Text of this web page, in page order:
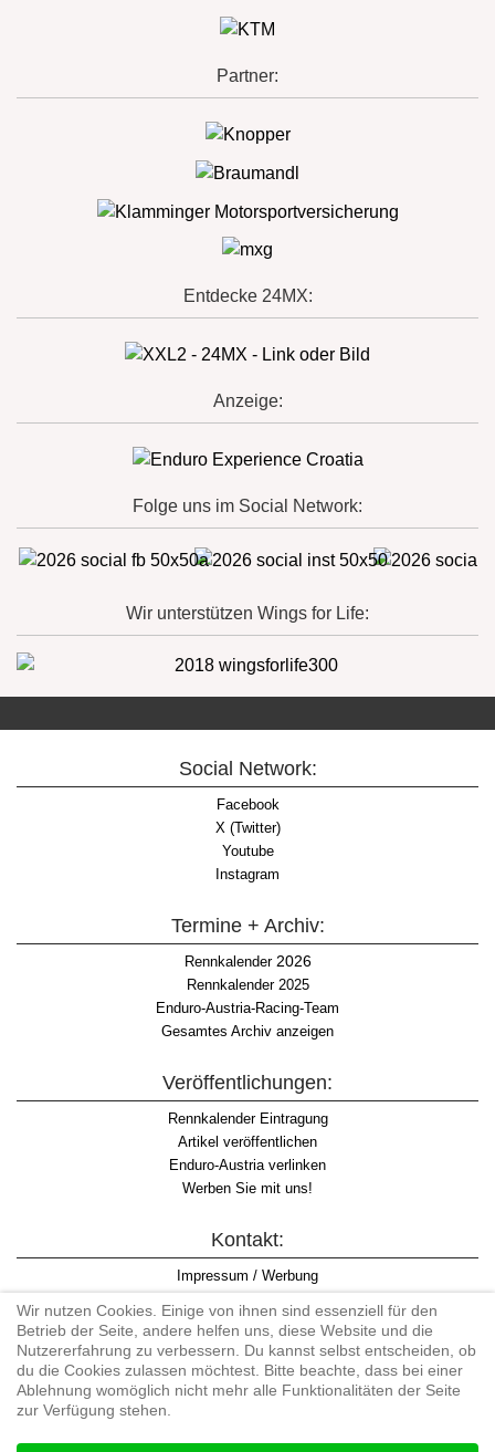
Partner:
Entdecke 24MX:
Anzeige:
Folge uns im Social Network:
Wir unterstützen Wings for Life:
Social Network:
Facebook
X (Twitter)
Youtube
Instagram
Termine + Archiv:
Rennkalender2026
Rennkalender 2025
Enduro-Austria-Racing-Team
Gesamtes Archiv anzeigen
Veröffentlichungen:
Rennkalender Eintragung
Artikel veröffentlichen
Enduro-Austria verlinken
Werben Sie mit uns!
Kontakt:
Impressum / Werbung
Informationspflicht WKO
AGB
Wir nutzen Cookies. Einige von ihnen sind essenziell für den
Betrieb der Seite, andere helfen uns, diese Website und die
Nutzererfahrung zu verbessern. Du kannst selbst entscheiden, ob
du die Cookies zulassen möchtest. Bitte beachte, dass bei einer
Ablehnung womöglich nicht mehr alle Funktionalitäten der Seite
zur Verfügung stehen.